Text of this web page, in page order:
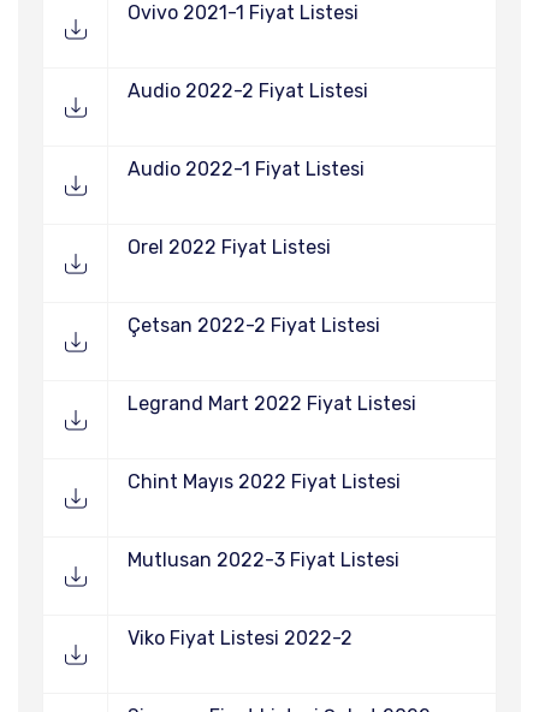
Ovivo 2021-1 Fiyat Listesi
Audio 2022-2 Fiyat Listesi
Audio 2022-1 Fiyat Listesi
Orel 2022 Fiyat Listesi
Çetsan 2022-2 Fiyat Listesi
Legrand Mart 2022 Fiyat Listesi
Chint Mayıs 2022 Fiyat Listesi
Mutlusan 2022-3 Fiyat Listesi
Viko Fiyat Listesi 2022-2